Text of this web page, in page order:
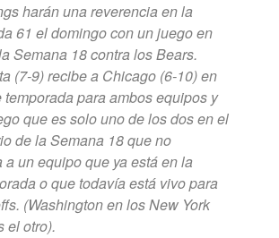
harán una reverencia en la
61 el domingo con un juego en
Semana 18 contra los Bears.
(7-9) recibe a Chicago (6-10) en
temporada para ambos equipos y
que es solo uno de los dos en el
de la Semana 18 que no
a un equipo que ya está en la
o que todavía está vivo para
(Washington en los New York
el otro).